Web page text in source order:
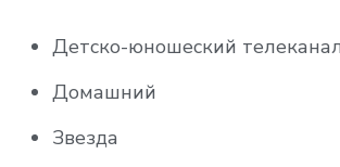
Детско-юношеский
Домашний
Звезда